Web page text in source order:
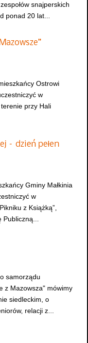
snajperskich
ponad 20 lat...
Ostrowi
w
przy Hali
– dzień pełen
Gminy Małkinia
w
z Książką”,
samorządu
z Mazowsza" mówimy
siedleckim, o
relacji z...